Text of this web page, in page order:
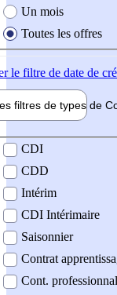
Un mois
Toutes les offres
le filtre de date de
filtres de types de
contrat
CDI
CDD
Intérim
CDI Intérimaire
Saisonnier
Contrat
Cont.